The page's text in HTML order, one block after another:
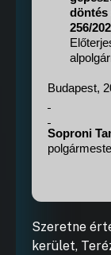
döntés
256/
Budapest,
Soproni
Szeretne
kerület,